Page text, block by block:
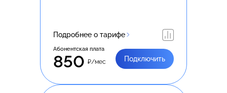
Подробнее о тарифе
Абонентская плата
850 ₽/мес Подключить